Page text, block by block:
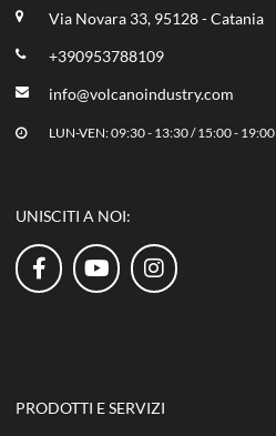
Via Novara 33, 95128 - Catania
+390953788109
info@volcanoindustry.com
LUN-VEN: 09:30 - 13:30 / 15:00 - 19:00
UNISCITI A NOI:
PRODOTTI E SERVIZI